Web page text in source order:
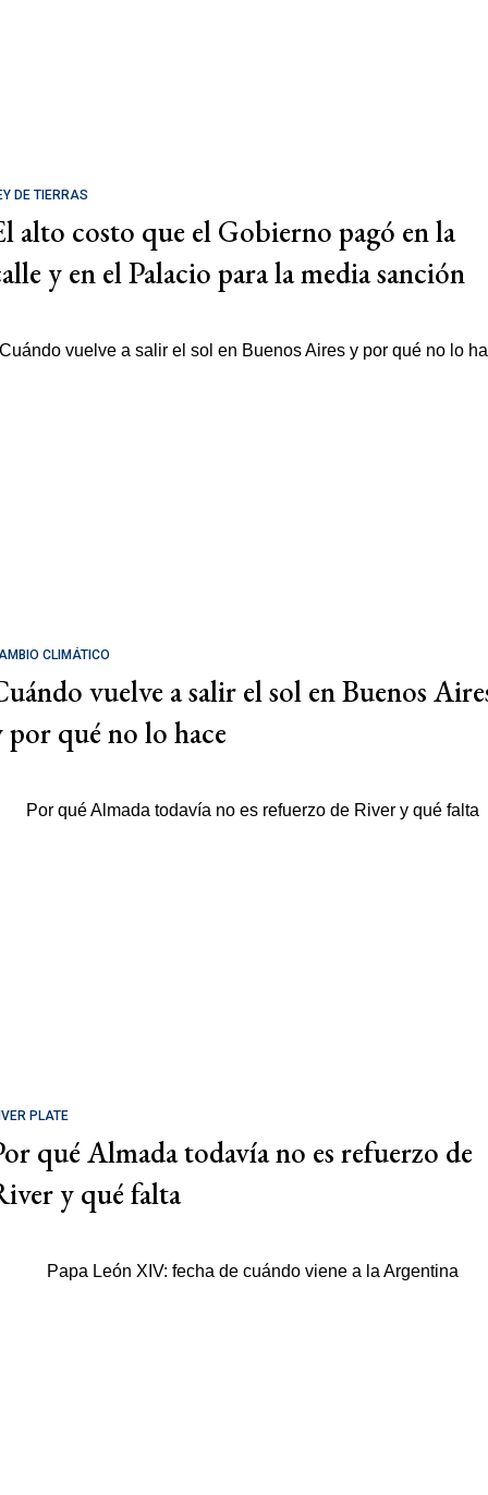
DE TIERRAS
alto costo que el Gobierno pagó en la
y en el Palacio para la media sanción
CLIMÁTICO
vuelve a salir el sol en Buenos
por qué no lo hace
PLATE
qué Almada todavía no es refuerzo de
y qué falta